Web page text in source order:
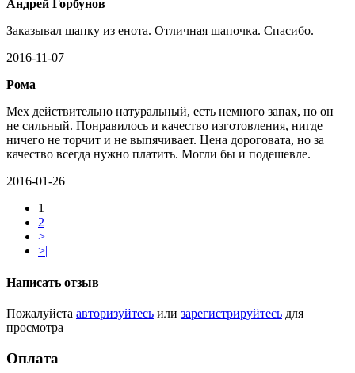
Андрей Горбунов
Заказывал шапку из енота. Отличная шапочка. Спасибо.
2016-11-07
Рома
Мех действительно натуральный, есть немного запах, но он
не сильный. Понравилось и качество изготовления, нигде
ничего не торчит и не выпячивает. Цена дороговата, но за
качество всегда нужно платить. Могли бы и подешевле.
2016-01-26
1
2
>
>|
Написать отзыв
Пожалуйста авторизуйтесь или зарегистрируйтесь для
просмотра
Оплата